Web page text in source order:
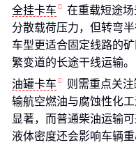
全挂卡车
在重载短途
分散载荷压力，但转弯
车型更适合固定线路的
繁变道的长途干线运输。
油罐卡车
则需重点关
输航空燃油与腐蚀性化
显著，而普通柴油运输
液体密度还会影响车辆